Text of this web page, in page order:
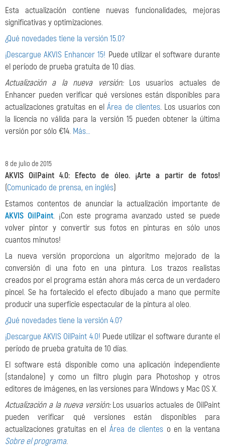
Esta actualización contiene nuevas funcionalidades, mejoras
significativas y optimizaciones.
¿Qué novedades tiene la versión 15.0?
¡Descargue AKVIS Enhancer 15! Puede utilizar el software durante
el período de prueba gratuita de 10 días.
Actualización a la nueva versión:Los usuarios actuales de
Enhancer pueden verificar qué versiones están disponibles para
actualizaciones gratuitas en elÁrea de clientes. Los usuarios con
la licencia no válida para la versión 15 pueden obtener la última
versión por sólo €14. Más…
8 de julio de 2015
AKVIS OilPaint 4.0: Efecto de óleo. ¡Arte a partir de fotos!
(Comunicado de prensa, en inglés)
Estamos contentos de anunciar la actualización importante de
AKVIS OilPaint. ¡Con este programa avanzado usted se puede
volver pintor y convertir sus fotos en pinturas en sólo unos
cuantos minutos!
La nueva versión proporciona un algoritmo mejorado de la
conversión di una foto en una pintura. Los trazos realistas
creados por el programa están ahora más cerca de un verdadero
pincel. Se ha fortalecido el efecto dibujado a mano que permite
producir una superficie espectacular de la pintura al oleo.
¿Qué novedades tiene la versión 4.0?
¡Descargue AKVIS OilPaint 4.0! Puede utilizar el software durante el
período de prueba gratuita de 10 días.
El software está disponible como una aplicación independiente
(standalone) y como un filtro plugin para Photoshop y otros
editores de imágenes, en las versiones para Windows y Mac OS X.
Actualización a la nueva versión:Los usuarios actuales de OilPaint
pueden verificar qué versiones están disponibles para
actualizaciones gratuitas en el Área de clientes o en la ventana
Sobre el programa.